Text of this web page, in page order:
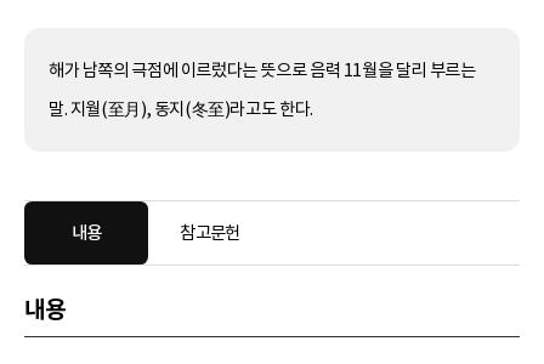
해가 남쪽의 극점에 이르렀다는 뜻으로 음력 11월을 달리 부르는
말. 지월(至月), 동지(冬至)라고도 한다.
내용 참고문헌
내용